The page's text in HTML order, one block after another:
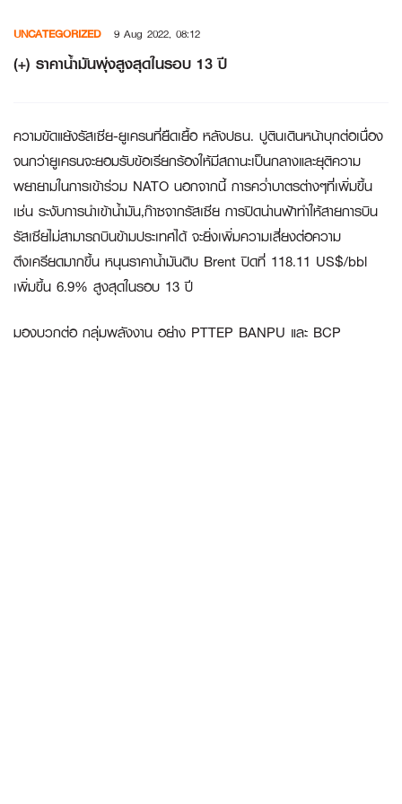
content
UNCATEGORIZED 9 Aug 2022, 08:12
(+) ราคาน้ำมันพุ่งสูงสุดในรอบ 13 ปี
ความขัดแย้งรัสเซีย-ยูเครนที่ยืดเยื้อ หลังปธน. ปูตินเดินหน้าบุกต่อเนื่อง
จนกว่ายูเครนจะยอมรับข้อเรียกร้องให้มีสถานะเป็นกลางและยุติความ
พยายามในการเข้าร่วม NATO นอกจากนี้ การคว่ำบาตรต่างๆที่เพิ่มขึ้น
เช่น ระงับการนำเข้าน้ำมัน,ก๊าซจากรัสเซีย การปิดน่านฟ้าทำให้สายการบิน
รัสเซียไม่สามารถบินข้ามประเทศได้ จะยิ่งเพิ่มความเสี่ยงต่อความ
ตึงเครียดมากขึ้น หนุนราคาน้ำมันดิบ Brent ปิดที่ 118.11 US$/bbl
เพิ่มขึ้น 6.9% สูงสุดในรอบ 13 ปี
มองบวกต่อ กลุ่มพลังงาน อย่าง PTTEP BANPU และ BCP